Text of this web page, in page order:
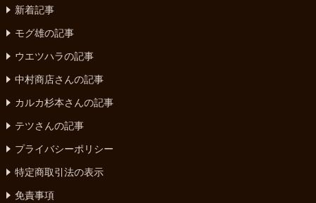
新着記事
モグ雄の記事
ウエツハラの記事
中村商店さんの記事
カルカ杉本さんの記事
テツさんの記事
プライバシーポリシー
特定商取引法の表示
免責事項